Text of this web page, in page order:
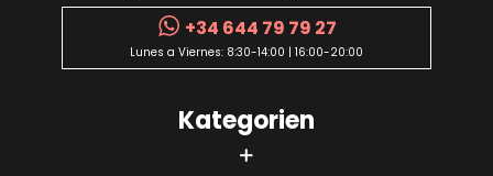
+34 644 79 79 27
Lunes a Viernes: 8:30-14:00 | 16:00-20:00
Kategorien